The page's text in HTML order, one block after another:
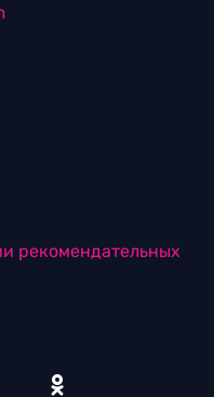
рекомендательных